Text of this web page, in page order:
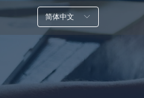
ꀅ
简体中文